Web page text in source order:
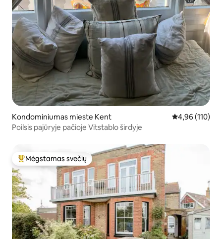
Kondominiumas mieste Kent Vidutinis
4,96 (110)
Poilsis pajūryje pačioje Vitstablo širdyje
Svečių mėgstamiausias
Mėgstamas svečių